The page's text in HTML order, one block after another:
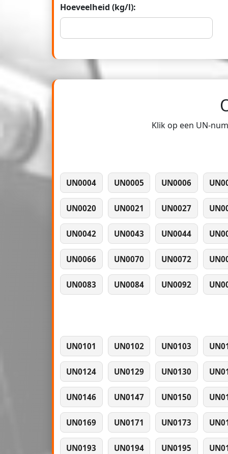
Hoeveelheid (kg/l):
Klik op een UN-
UN0004 UN0005 UN0006
UN0020 UN0021 UN0027
UN0042 UN0043 UN0044
UN0066 UN0070 UN0072
UN0083 UN0084 UN0092
UN0101 UN0102 UN0103
UN0124 UN0129 UN0130
UN0146 UN0147 UN0150
UN0169 UN0171 UN0173
UN0193 UN0194 UN0195